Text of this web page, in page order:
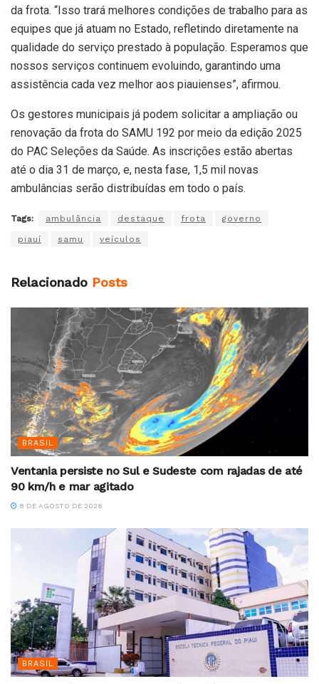
da frota. “Isso trará melhores condições de trabalho para as
equipes que já atuam no Estado, refletindo diretamente na
qualidade do serviço prestado à população. Esperamos que
nossos serviços continuem evoluindo, garantindo uma
assistência cada vez melhor aos piauienses”, afirmou.
Os gestores municipais já podem solicitar a ampliação ou
renovação da frota do SAMU 192 por meio da edição 2025
do PAC Seleções da Saúde. As inscrições estão abertas
até o dia 31 de março, e, nesta fase, 1,5 mil novas
ambulâncias serão distribuídas em todo o país.
Tags: ambulância destaque frota governo
piauí samu veículos
Relacionado Posts
BRASIL
Ventania persiste no Sul e Sudeste com rajadas de até
90 km/h e mar agitado
8 DE AGOSTO DE 2026
BRASIL